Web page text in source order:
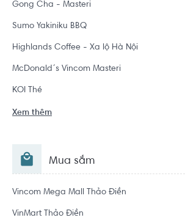
Gong Cha - Masteri
Sumo Yakiniku BBQ
Highlands Coffee - Xa lộ Hà Nội
McDonald´s Vincom Masteri
KOI Thé
Xem thêm
Mua sắm
Vincom Mega Mall Thảo Điền
VinMart Thảo Điền